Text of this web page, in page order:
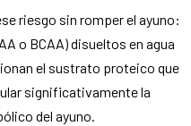
riesgo sin romper el ayuno:
o BCAA) disueltos en agua
el sustrato proteico que
significativamente la
del ayuno.